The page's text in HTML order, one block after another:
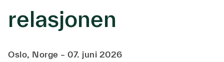
relasjonen
Oslo, Norge – 07. juni 2026